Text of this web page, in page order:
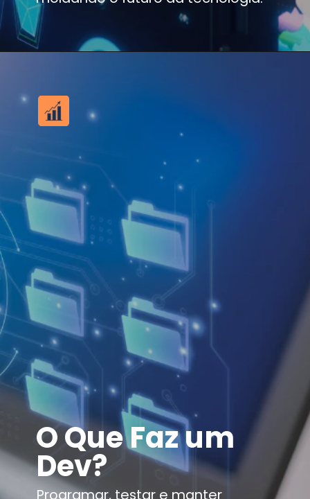
Programar, testar e manter
O Que Faz um
Dev?